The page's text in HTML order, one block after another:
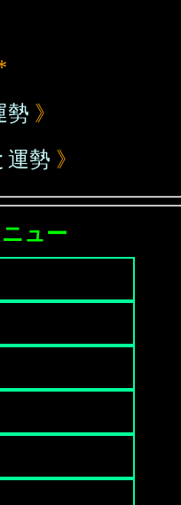
勢 》
運勢 》
ュー